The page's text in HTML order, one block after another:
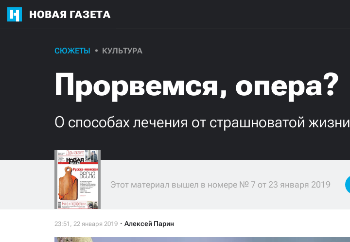
НОВАЯ ГАЗЕТА
СЮЖЕТЫ КУЛЬТУРА
Прорвемся, опера?
О способах лечения от страшноватой жизни
Этот материал вышел в номере № 7 от 23 января 2019
Алексей Парин